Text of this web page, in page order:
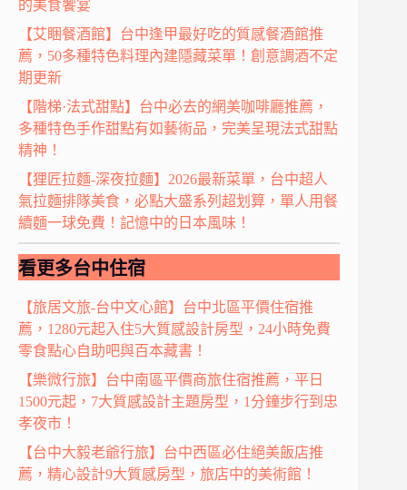
的美食饗宴
【艾睏餐酒館】台中逢甲最好吃的質感餐酒館推
薦，50多種特色料理內建隱藏菜單！創意調酒不定
期更新
【階梯·法式甜點】台中必去的網美咖啡廳推薦，
多種特色手作甜點有如藝術品，完美呈現法式甜點
精神！
【狸匠拉麵-深夜拉麵】2026最新菜單，台中超人
氣拉麵排隊美食，必點大盛系列超划算，單人用餐
續麵一球免費！記憶中的日本風味！
看更多台中住宿
【旅居文旅-台中文心館】台中北區平價住宿推
薦，1280元起入住5大質感設計房型，24小時免費
零食點心自助吧與百本藏書！
【樂微行旅】台中南區平價商旅住宿推薦，平日
1500元起，7大質感設計主題房型，1分鐘步行到忠
孝夜市！
【台中大毅老爺行旅】台中西區必住絕美飯店推
薦，精心設計9大質感房型，旅店中的美術館！